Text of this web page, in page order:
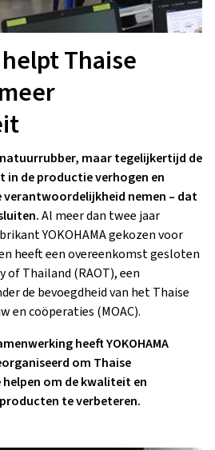
helpt Thaise
maar tegelijkertijd de
de productie verhogen en
nemen – dat
Al meer dan twee jaar
YOKOHAMA gekozen voor
heeft een overeenkomst gesloten
of Thailand (RAOT), een
de bevoegdheid van het Thaise
en coöperaties (MOAC).
heeft YOKOHAMA
om Thaise
om de kwaliteit en
te verbeteren.